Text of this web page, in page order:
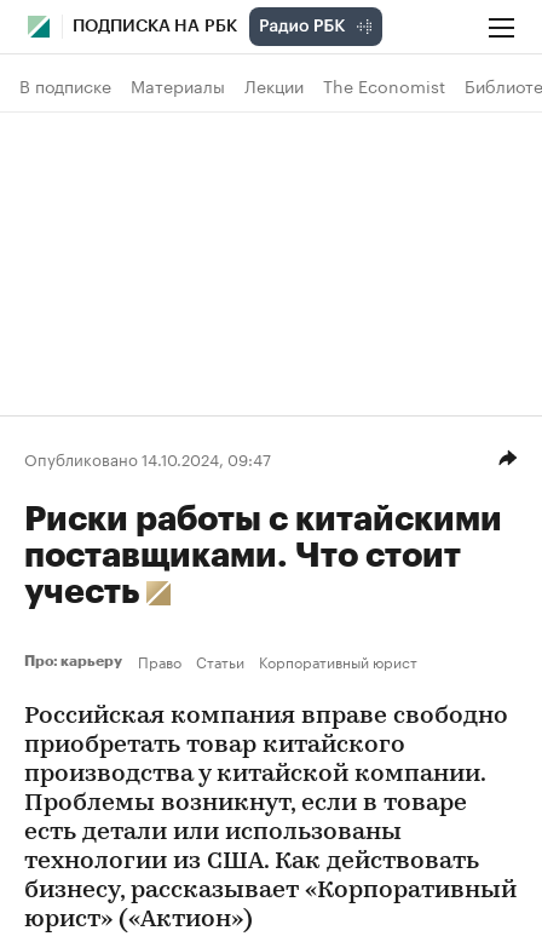
ПОДПИСКА НА РБК
В подписке Материалы Лекции The Economist
Опубликовано 14.10.2024, 09:47
Риски работы с китайскими
поставщиками. Что стоит
учесть
Про: карьеру Право Статьи Корпоративный юрист
Российская компания вправе свободно
приобретать товар китайского
производства у китайской компании.
Проблемы возникнут, если в товаре
есть детали или использованы
технологии из США. Как действовать
бизнесу, рассказывает «Корпоративный
юрист» («Актион»)